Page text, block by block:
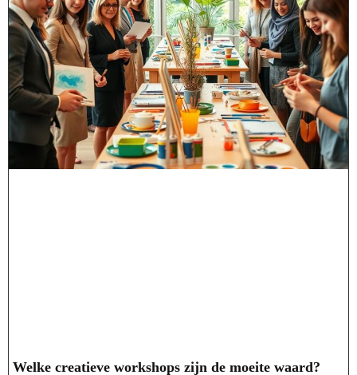
Welke creatieve workshops zijn de moeite waard?